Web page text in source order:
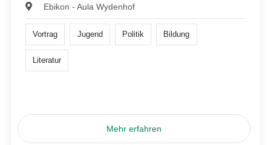
Ebikon - Aula Wydenhof
Vortrag Jugend Politik Bildung
Literatur
Mehr erfahren